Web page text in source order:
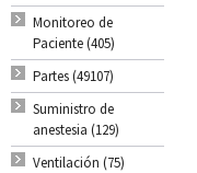
Monitoreo de
Paciente (405)
Partes (49107)
Suministro de
anestesia (129)
Ventilación (75)